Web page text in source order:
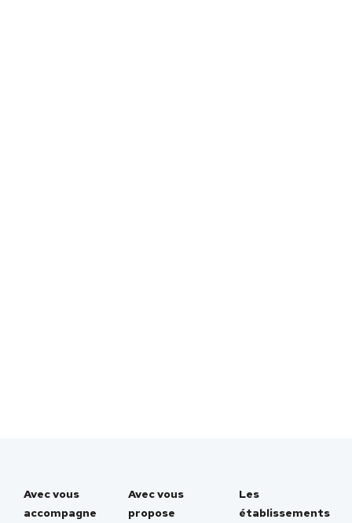
Avec vous
accompagne
Avec vous
propose
Les
établissements